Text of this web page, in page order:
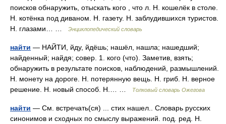
поисков обнаружить, отыскать кого , что л. Н. кошелёк в столе.
Н. котёнка под диваном. Н. газету. Н. заблудившихся туристов.
Н. глазами… …
Энциклопедический словарь
найти — НАЙТИ, йду, йдёшь; нашёл, нашла; нашедший;
найденный; найдя; совер. 1. кого (что). Заметив, взять;
обнаружить в результате поисков, наблюдений, размышлений.
Н. монету на дороге. Н. потерянную вещь. Н. гриб. Н. верное
решение. Н. новый способ. Н.… …
Толковый словарь Ожегова
найти — См. встречать(ся) ... стих нашел.. Словарь русских
синонимов и сходных по смыслу выражений. под. ред. Н.